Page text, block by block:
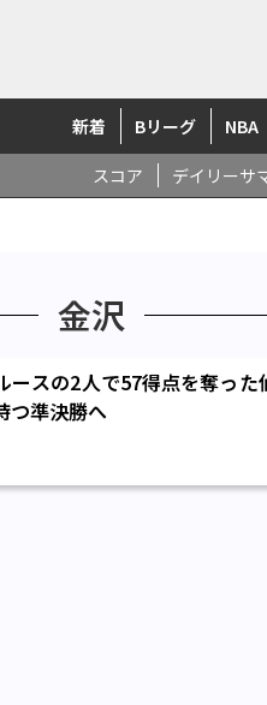
新着 Bリーグ NBA
スコア デイリーサ
金沢
ースの2人で57得点を奪っ
つ準決勝へ